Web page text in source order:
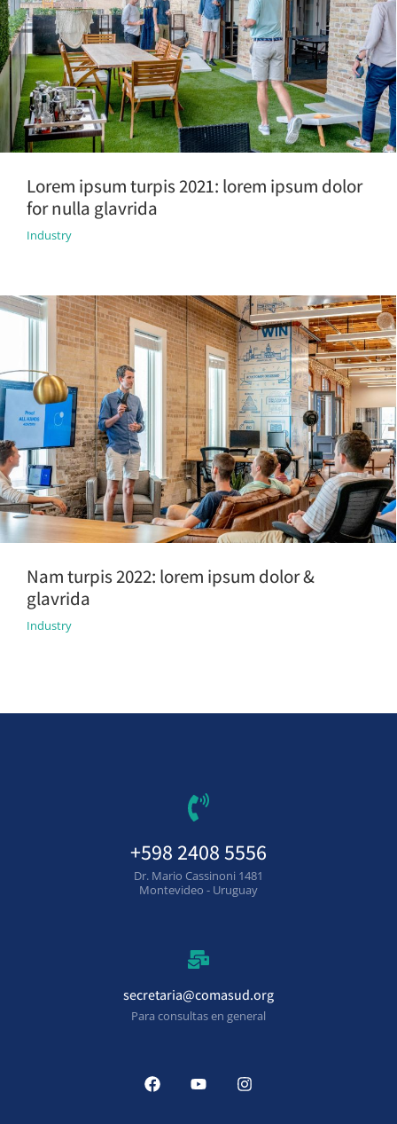
Lorem ipsum turpis 2021: lorem ipsum dolor
for nulla glavrida
Industry
Nam turpis 2022: lorem ipsum dolor &
glavrida
Industry
+598 2408 5556
Dr. Mario Cassinoni 1481
Montevideo - Uruguay
secretaria@comasud.org
Para consultas en general